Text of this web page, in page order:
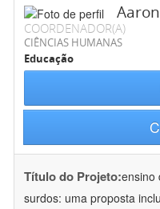
COORDENADOR(A)
CIÊNCIAS HUMANAS
Educação
Título do Projeto:ensino
surdos: uma proposta